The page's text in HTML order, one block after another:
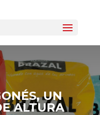
UN
ALTURA